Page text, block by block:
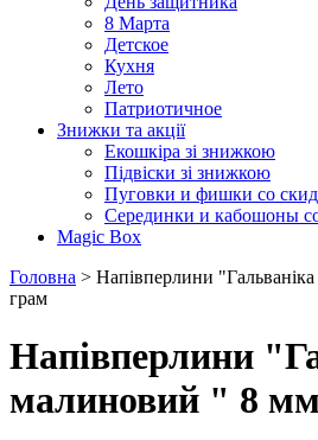
8 Марта
Детское
Кухня
Лето
Патриотичное
Знижки та акції
Екошкіра зі знижкою
Підвіски зі знижкою
Пуговки и фишки со
Серединки и кабошоны
Magic Box
Головна > Напівперлини
грам
Напівперлини
малиновий " 8